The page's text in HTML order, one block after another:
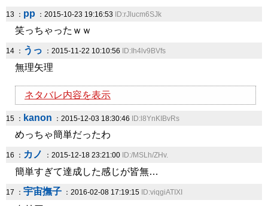
13 ： pp ：2015-10-23 19:16:53 ID:rJlucm6SJk
笑っちゃったｗｗ
14 ： うっ ：2015-11-22 10:10:56 ID:Ih4lv9BVfs
無理矢理
ネタバレ内容を表示
15 ： kanon ：2015-12-03 18:30:46 ID:l8YnKIBvRs
めっちゃ簡単だったわ
16 ： カノ ：2015-12-18 23:21:00 ID:/MSLh/ZHv.
簡単すぎて達成した感じが皆無…
17 ： 宇宙撫子 ：2016-02-08 17:19:15 ID:viqgiATIXI